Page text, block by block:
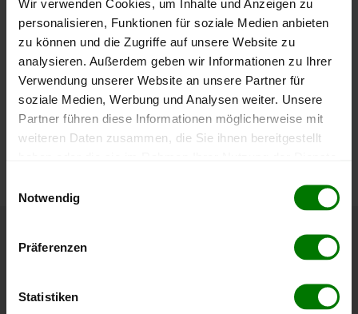
Wir verwenden Cookies, um Inhalte und Anzeigen zu
personalisieren, Funktionen für soziale Medien anbieten
zu können und die Zugriffe auf unsere Website zu
analysieren. Außerdem geben wir Informationen zu Ihrer
Verwendung unserer Website an unsere Partner für
soziale Medien, Werbung und Analysen weiter. Unsere
Partner führen diese Informationen möglicherweise mit
weiteren Daten zusammen, die Sie ihnen bereitgestellt
Notwendig
Präferenzen
Statistiken
lose Ware Sackware
September
Januar
Mai
250 €
300 €
Die aktuelle Preisentwicklung für Holzpellets in Deutschland
können Sie jederzeit auf unsererPelletspreise-Seite
Höchst- und Tiefststände der